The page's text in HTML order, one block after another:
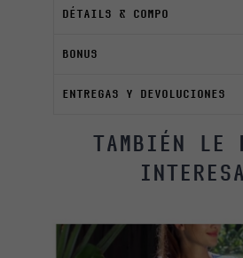
DÉTAILS & COMPO
BONUS
ENTREGAS Y DEVOLUCIONES
TAMBIÉN LE